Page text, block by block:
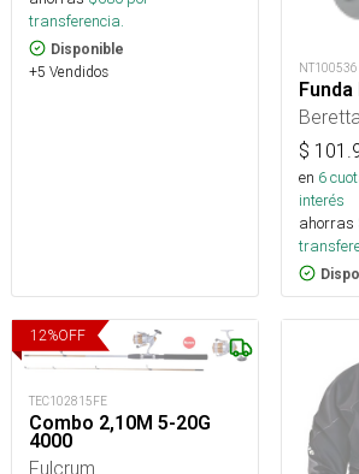
transferencia.
Disponible
+5 Vendidos NT100536
Funda
Beretta
$
en 6
interés
ahorras
12%OFF
TEC102815FE
Combo 2,10M 5-20G
4000
Fulcrum